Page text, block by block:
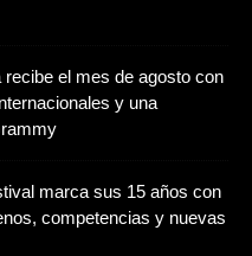
el mes de agosto con
y una
marca sus 15 años con
competencias y nuevas